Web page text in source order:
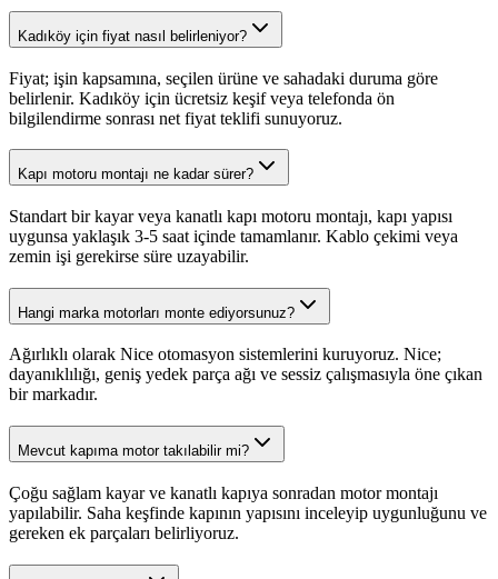
Kadıköy için fiyat nasıl belirleniyor?
Fiyat; işin kapsamına, seçilen ürüne ve sahadaki duruma göre
belirlenir. Kadıköy için ücretsiz keşif veya telefonda ön
bilgilendirme sonrası net fiyat teklifi sunuyoruz.
Kapı motoru montajı ne kadar sürer?
Standart bir kayar veya kanatlı kapı motoru montajı, kapı yapısı
uygunsa yaklaşık 3-5 saat içinde tamamlanır. Kablo çekimi veya
zemin işi gerekirse süre uzayabilir.
Hangi marka motorları monte ediyorsunuz?
Ağırlıklı olarak Nice otomasyon sistemlerini kuruyoruz. Nice;
dayanıklılığı, geniş yedek parça ağı ve sessiz çalışmasıyla öne çıkan
bir markadır.
Mevcut kapıma motor takılabilir mi?
Çoğu sağlam kayar ve kanatlı kapıya sonradan motor montajı
yapılabilir. Saha keşfinde kapının yapısını inceleyip uygunluğunu ve
gereken ek parçaları belirliyoruz.